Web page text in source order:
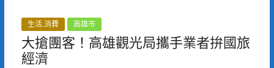
生活.消費 高雄市
大搶團客！高雄觀光局攜手業者拚國旅
經濟